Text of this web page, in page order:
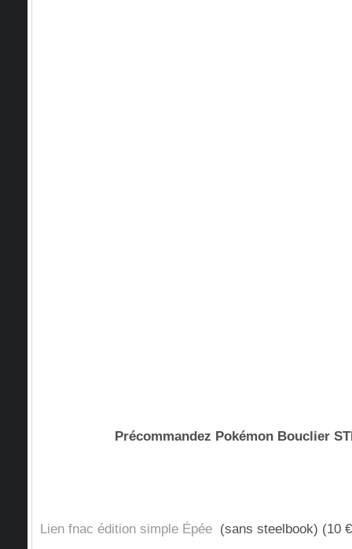
Précommandez Pokémon Bouclier
Lien fnac édition simple Épée (sans steelbook) (10